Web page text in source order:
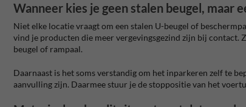
Wanneer kies je geen stalen beugel, maar
Niet elke locatie vraagt om een stalen U-beugel of
vind je producten die meer vergevingsgezind zijn bij contact.
beugel of rampaal.
Daarnaast is het soms verstandig om het inparkeren zelf te
aanvulling zijn. Daarmee stuur je de stoppositie van het